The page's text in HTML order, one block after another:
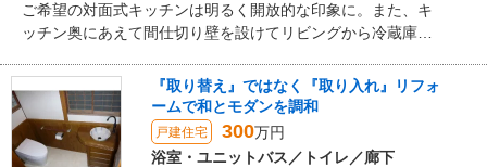
ご希望の対面式キッチンは明るく開放的な印象に。また、キ
ッチン奥にあえて間仕切り壁を設けてリビングから冷蔵庫が
ンになりました。
『取り替え』ではなく『取り入れ』リフォ
ームで和とモダンを調和
戸建住宅 300万円
浴室・ユニットバス／トイレ／廊下